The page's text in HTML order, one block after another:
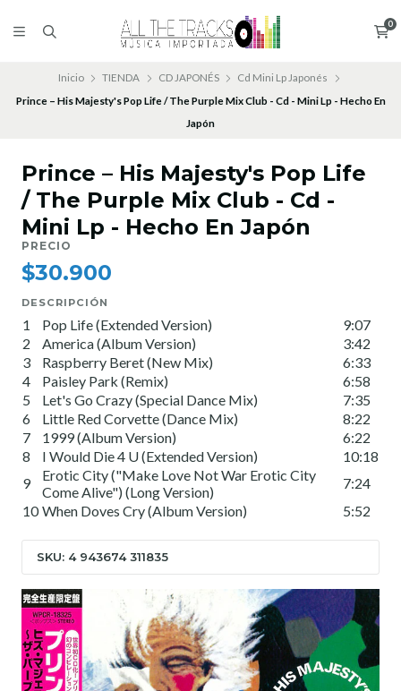
0
Inicio TIENDA CD JAPONÉS
Cd Mini Lp Japonés
Prince – His Majesty's Pop Life / The Purple Mix Club - Cd - Mini Lp - Hecho En
Japón
Prince – His Majesty's Pop Life
/ The Purple Mix Club - Cd -
Mini Lp - Hecho En Japón
PRECIO
$30.900
DESCRIPCIÓN
1 Pop Life (Extended Version)
9:07
2
America (Album Version)
3:42
3
Raspberry Beret (New Mix)
6:33
4
Paisley Park (Remix)
6:58
5
Let's Go Crazy (Special Dance Mix)
7:35
6
Little Red Corvette (Dance Mix)
8:22
7
1999 (Album Version)
6:22
8
I Would Die 4 U (Extended Version)
10:18
9
Erotic City ("Make Love Not War Erotic City
Come Alive") (Long Version)
7:24
10 When Doves Cry (Album Version) 5:52
SKU: 4 943674 311835